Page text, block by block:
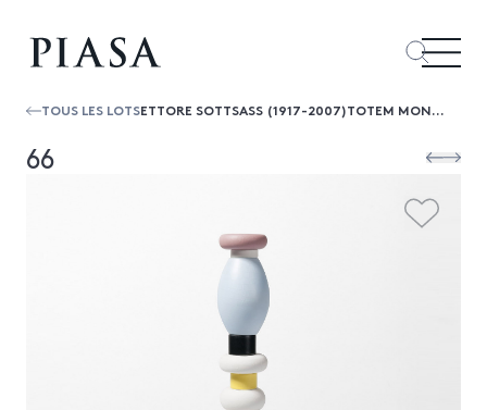
TOUS LES LOTS ETTORE SOTTSASS (1917-2007)TOTEM MONUMENTAL N°5, SÉRIE FLAVIA
66